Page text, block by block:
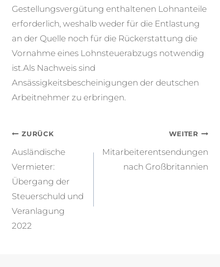
Gestellungsvergütung enthaltenen Lohnanteile
erforderlich, weshalb weder für die Entlastung
an der Quelle noch für die Rückerstattung die
Vornahme eines Lohnsteuerabzugs notwendig
ist.Als Nachweis sind
Ansässigkeitsbescheinigungen der deutschen
Arbeitnehmer zu erbringen.
Beitragsnavigation
ZURÜCK
Ausländische
Vermieter:
Übergang der
Steuerschuld und
Veranlagung
2022
WEITER
Mitarbeiterentsendungen
nach Großbritannien